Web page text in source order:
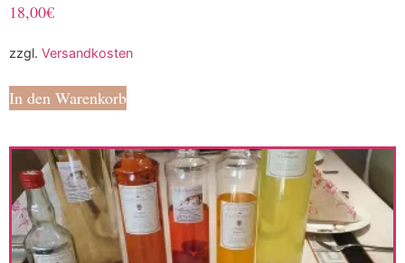
18,00€
zzgl. Versandkosten
In den Warenkorb